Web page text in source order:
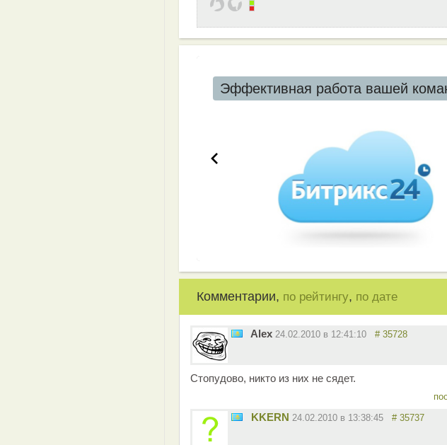
Эффективная работа вашей
Комментарии, по рейтингу, по дате
Alex 24.02.2010 в 12:41:10 # 35728
Cтопудово, никто из них не сядет.
KKERN 24.02.2010 в 13:38:45 # 35737